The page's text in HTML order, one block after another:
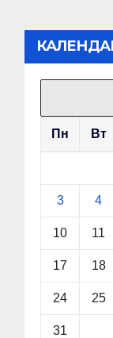
Пн Вт
3 4
10 11
17 18
24 25
31